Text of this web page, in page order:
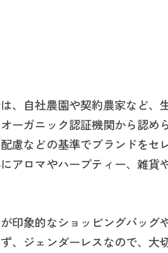
、自社農園や契約農家など
ーガニック認証機関から認
慮などの基準でブランドを
アロマやハーブティー、雑
印象的なショッピングバッ
、ジェンダーレスなので、